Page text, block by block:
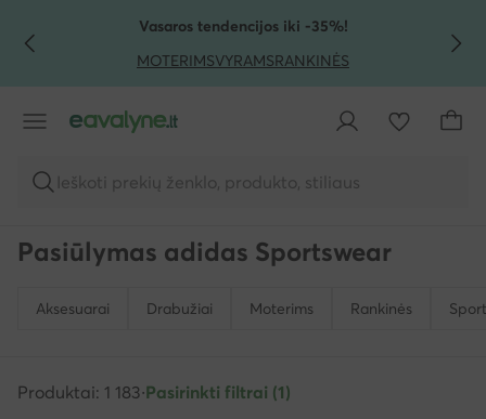
PEREITI PRIE PAGRINDINIO TURINIO
PEREITI Į PAIEŠKĄVasaros tendencijos iki -35%!
MOTERIMSVYRAMSRANKINĖS
Ieškoti prekių ženklo, produkto, stiliaus
Pasiūlymas adidas Sportswear
Aksesuarai Drabužiai Moterims Rankinės
Produktai: 1 183·Pasirinkti filtrai (1)